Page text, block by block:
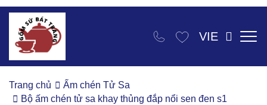
VIE
Trang chủ
Ấm chén Tử Sa
Bộ ấm chén tử sa khay thủng đắp nổi sen đen s1